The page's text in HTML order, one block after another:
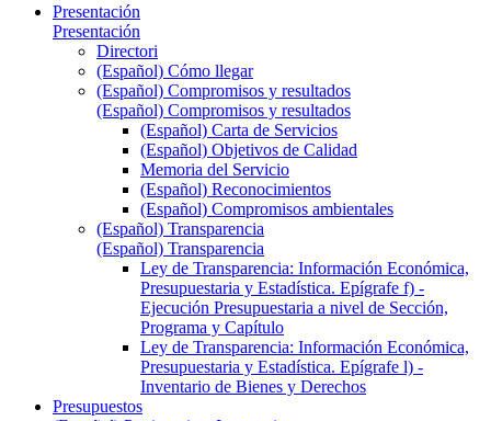
Presentación
Presentación
Directori
(Español) Cómo llegar
(Español) Compromisos y resultados
(Español) Compromisos y resultados
(Español) Carta de Servicios
(Español) Objetivos de Calidad
Memoria del Servicio
(Español) Reconocimientos
(Español) Compromisos ambientales
(Español) Transparencia
(Español) Transparencia
Ley de Transparencia: Información Económica,
Presupuestaria y Estadística. Epígrafe f) -
Ejecución Presupuestaria a nivel de Sección,
Programa y Capítulo
Ley de Transparencia: Información Económica,
Presupuestaria y Estadística. Epígrafe l) -
Inventario de Bienes y Derechos
Presupuestos